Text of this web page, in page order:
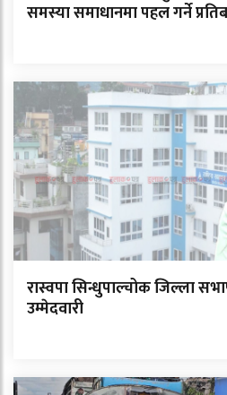
समस्या समाधानमा पहल गर्ने
रास्वपा सिन्धुपाल्चोक जिल्ला
उम्मेदवारी